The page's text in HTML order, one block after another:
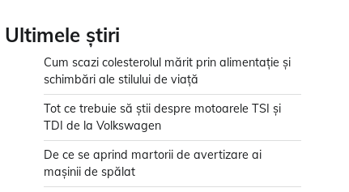
Ultimele știri
Cum scazi colesterolul mărit prin alimentație și
schimbări ale stilului de viață
Tot ce trebuie să știi despre motoarele TSI și
TDI de la Volkswagen
De ce se aprind martorii de avertizare ai
mașinii de spălat